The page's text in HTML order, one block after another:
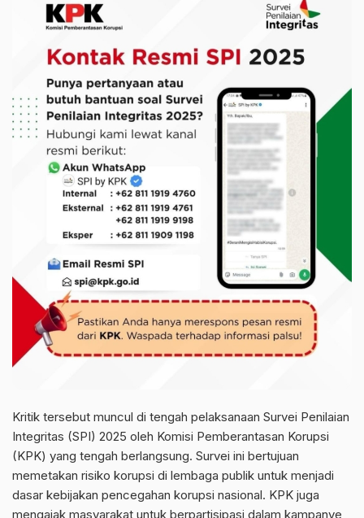
Kritik tersebut muncul di tengah pelaksanaan Survei Penilaian
Integritas (SPI) 2025 oleh Komisi Pemberantasan Korupsi
(KPK) yang tengah berlangsung. Survei ini bertujuan
memetakan risiko korupsi di lembaga publik untuk menjadi
dasar kebijakan pencegahan korupsi nasional. KPK juga
mengajak masyarakat untuk berpartisipasi dalam kampanye